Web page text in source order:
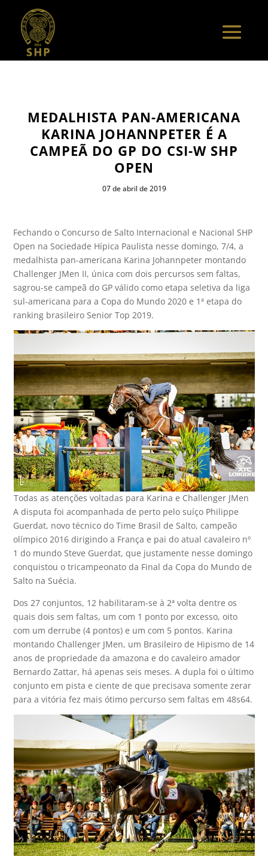
MEDALHISTA PAN-AMERICANA
KARINA JOHANNPETER É A
CAMPEÃ DO GP DO CSI-W SHP
OPEN
07 de abril de 2019
Fechando o Concurso de Salto Internacional e Nacional SHP
Open na Sociedade Hípica Paulista nesse domingo, 7/4, a
medalhista pan-americana Karina Johannpeter montando
Challenger JMen II, única com dois percursos sem faltas,
sagrou-se campeã do GP válido como etapa seletiva da liga
sul-americana para a Copa do Mundo 2020 e 1ª etapa do
ranking brasileiro Senior Top 2019.
Todas as atenções voltadas para Karina e Challenger JMen
A disputa foi acompanhada de perto pelo suíço Philippe
Guerdat, novo técnico do Time Brasil de Salto, campeão
olímpico 2016 dirigindo a França e pai do atual cavaleiro nº
1 do mundo Steve Guerdat, que justamente nesse domingo
conquistou o tricampeonato da Final da Copa do Mundo de
Salto na Suécia.
Dos 27 conjuntos, 12 habilitaram-se à 2ª volta dentre os
quais dois sem faltas, um com 1 ponto por excesso, oito
com um derrube (4 pontos) e um com 5 pontos. Karina
montando Challenger JMen, um Brasileiro de Hipismo de 14
anos de propriedade da amazona e do cavaleiro amador
Bernardo Zattar, há apenas seis meses. A dupla foi o último
conjunto em pista e ciente de que precisava somente zerar
para a vitória fez mais ótimo percurso sem faltas em 48s64.